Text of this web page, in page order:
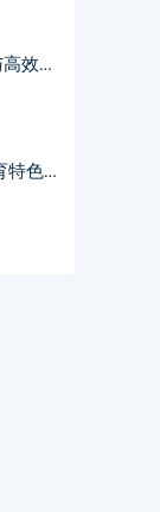
效服
特色